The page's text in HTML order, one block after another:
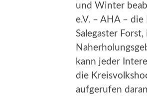
und Winter
e.V. – AHA – die
Salegaster
kann jeder
die
aufgerufen